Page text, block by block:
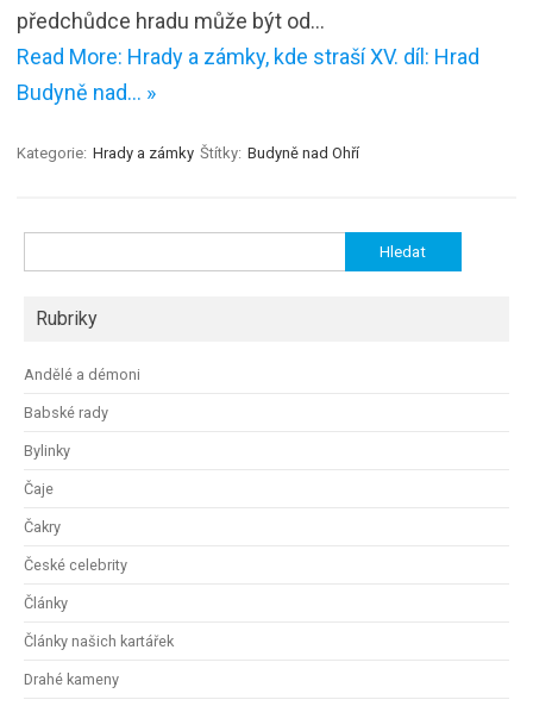
předchůdce hradu může být od…
Read More: Hrady a zámky, kde straší XV. díl: Hrad
Budyně nad… »
Kategorie: Hrady a zámky Štítky: Budyně nad Ohří
Rubriky
Andělé a démoni
Babské rady
Bylinky
Čaje
Čakry
České celebrity
Články
Články našich kartářek
Drahé kameny